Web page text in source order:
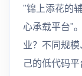
"锦上添花的
心承载平台"。
业？不同规
己的低代码